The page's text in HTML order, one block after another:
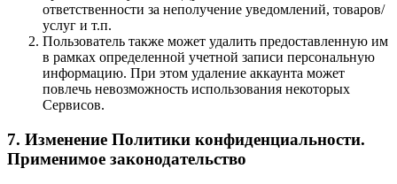
ответственности за неполучение уведомлений, товаров/
услуг и т.п.
Пользователь также может удалить предоставленную им
в рамках определенной учетной записи персональную
информацию. При этом удаление аккаунта может
повлечь невозможность использования некоторых
Сервисов.
7. Изменение Политики конфиденциальности.
Применимое законодательство